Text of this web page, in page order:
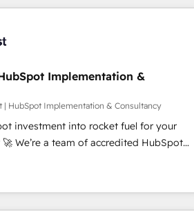
marketing. With extensive
2002, we are committed to
through guided implementation and
of the CRM platform into your digital
you like support in deploying your
strategy? We'll provide support tailored
sales objectives. With 125+ certifications,
most certified Canadian agencies, and we
Accreditations. Based in Canada
services are offered in both English &
Implementation &
| HubSpot Implementation & Consultancy
investment into rocket fuel for your
the platform
environments, optimise what you've
you can actually use it, build your
or create an inbound marketing